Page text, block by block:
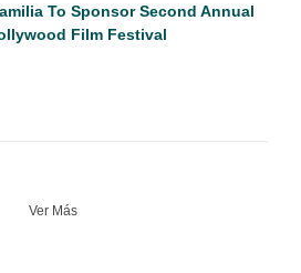
To Sponsor Second Annual
Film Festival
Ver Más